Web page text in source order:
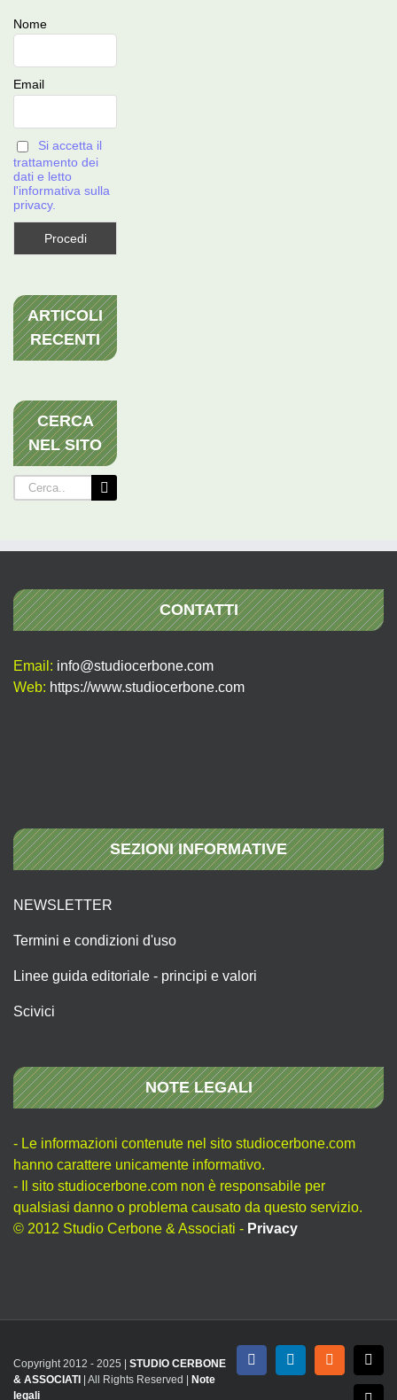
Nome
Email
Si accetta il
trattamento dei
dati e letto
l'informativa sulla
privacy.
ARTICOLI
RECENTI
CERCA
NEL SITO
Cerca
per:
CONTATTI
Email: info@studiocerbone.com
Web: https://www.studiocerbone.com
SEZIONI INFORMATIVE
NEWSLETTER
Termini e condizioni d'uso
Linee guida editoriale - principi e valori
Scivici
NOTE LEGALI
- Le informazioni contenute nel sito studiocerbone.com
hanno carattere unicamente informativo.
- Il sito studiocerbone.com non è responsabile per
qualsiasi danno o problema causato da questo servizio.
© 2012 Studio Cerbone & Associati - Privacy
Copyright 2012 - 2025 | STUDIO CERBONE
& ASSOCIATI
| All Rights Reserved |
Note
legali
FacebookLinkedInRss X